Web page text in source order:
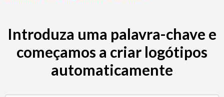
Introduza uma palavra-chave e
começamos a criar logótipos
automaticamente